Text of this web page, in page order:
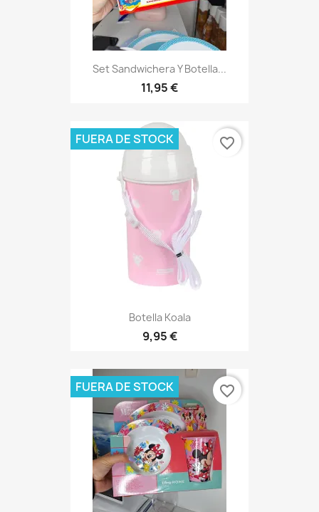
Set Sandwichera Y Botella...
11,95 €
Botella Koala
9,95 €
FUERA DE STOCK favorite_border
FUERA DE STOCK favorite_border